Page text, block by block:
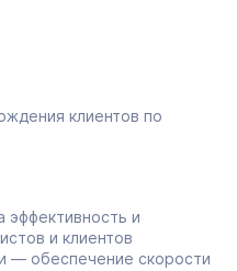
клиентов по
эффективность и
и клиентов
— обеспечение скорости